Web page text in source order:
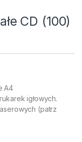
CD (100)
A4
igłowych.
(patrz